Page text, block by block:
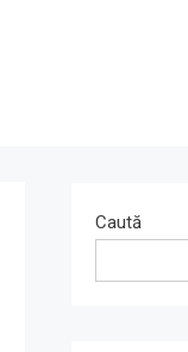
Caută